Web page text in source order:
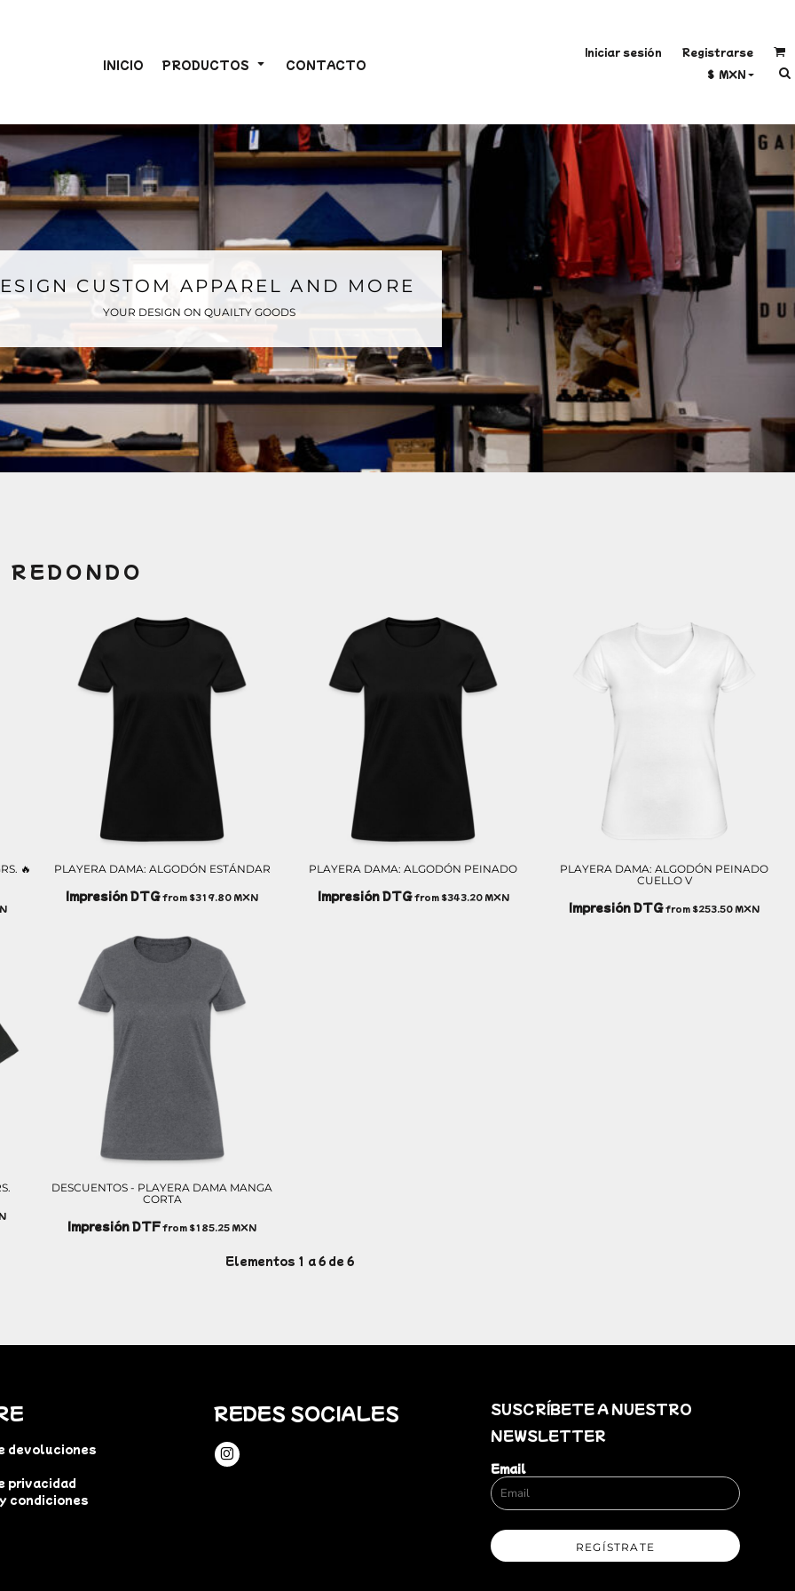
INICIO PRODUCTOS CONTACTO
Iniciar sesión
Registrarse
$ MXN
CUSTOM APPAREL AND MORE
YOUR DESIGN ON QUAILTY GOODS
🔥
PLAYERA DAMA: ALGODÓN ESTÁNDAR
Impresión DTGfrom $319.80 MXN
PLAYERA DAMA: ALGODÓN PEINADO
Impresión DTGfrom $343.20 MXN
PLAYERA DAMA: ALGODÓN PEINADO
CUELLO V
Impresión DTGfrom $253.50 MXN
DESCUENTOS - PLAYERA DAMA MANGA
CORTA
Impresión DTFfrom $185.25 MXN
Elementos 1 a 6 de 6
devoluciones
privacidad
condiciones
REDES SOCIALES
SUSCRÍBETE A NUESTRO
NEWSLETTER
Email
REGÍSTRATE